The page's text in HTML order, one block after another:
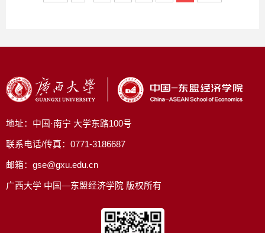
地址：中国·南宁 大学东路100号
联系电话/传真：0771-3186687
邮箱：gse@gxu.edu.cn
广西大学 中国—东盟经济学院 版权所有